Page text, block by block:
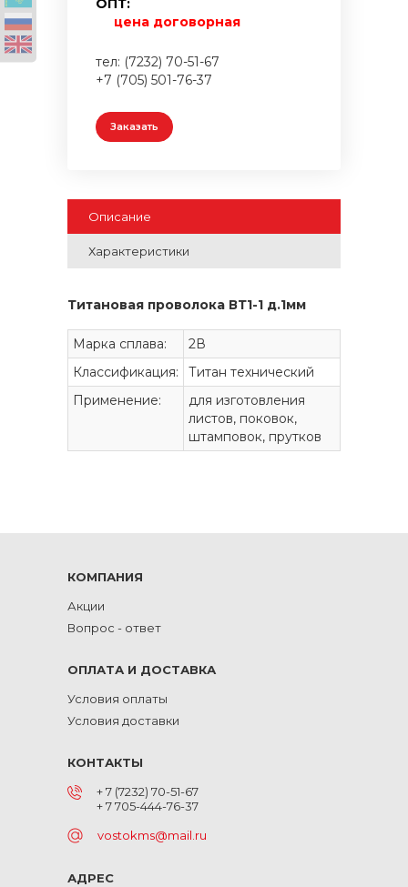
ОПТ:
цена договорная
тел: (7232) 70-51-67
+7 (705) 501-76-37
Заказать
Описание
Характеристики
Титановая проволока ВТ1-1 д.1мм
Марка сплава:
2В
Классификация:
Титан технический
Применение:
для изготовления
листов, поковок,
штамповок, прутков
КОМПАНИЯ
Акции
Вопрос - ответ
ОПЛАТА И ДОСТАВКА
Условия оплаты
Условия доставки
КОНТАКТЫ
+ 7 (7232) 70-51-67
+ 7 705-444-76-37
vostokms@mail.ru
АДРЕС